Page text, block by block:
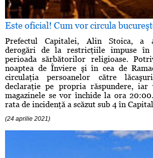
Este oficial! Cum vor circula
Prefectul Capitalei, Alin Stoica, a
derogări de la restricţiile impuse în
perioada sărbătorilor religioase.
noaptea de Înviere şi în cea de
circulaţia persoanelor către
declaraţie pe propria răspundere,
magazinele se vor închide la ora
rata de incidenţă a scăzut sub 4 în
(24 aprilie 2021)